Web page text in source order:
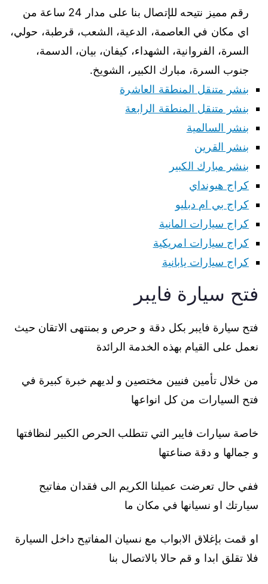
رقم مميز نتيحه للإتصال بنا على مدار 24 ساعة من
اي مكان في العاصمة، الدعية، الشعب، قرطبة، حولي،
السرة، الفروانية، الشهداء، كيفان، بيان، الدسمة،
جنوب السرة، مبارك الكبير، الشويخ.
بنشر متنقل المنطقة العاشرة
بنشر متنقل المنطقة الرابعة
بنشر السالمية
بنشر القرين
بنشر مبارك الكبير
كراج هيونداي
كراج بي ام دبليو
كراج سيارات المانية
كراج سيارات امريكية
كراج سيارات يابانية
فتح سيارة فايبر
فتح سيارة فايبر بكل دقة و حرص و بمنتهى الاتقان حيث
نعمل على القيام بهذه الخدمة الرائدة
من خلال تأمين فنيين مختصين و لديهم خبرة كبيرة في
فتح السيارات من كل انواعها
خاصة سيارات فايبر التي تتطلب الحرص الكبير لنظافتها
و جمالها و دقة صناعتها
ففي حال تعرضت عميلنا الكريم الى فقدان مفاتيح
سيارتك او نسيانها في مكان ما
او قمت بإغلاق الابواب مع نسيان المفاتيح داخل السيارة
فلا تقلق ابدا و قم حالا بالاتصال بنا